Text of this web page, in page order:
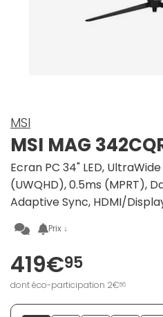
MSI
MSI MAG
Ecran PC 34" LED,
(UWQHD), 0.5ms (MPRT),
Adaptive Sync, HDMI/
Prix ↓
419€95
dont éco-participation 2€56